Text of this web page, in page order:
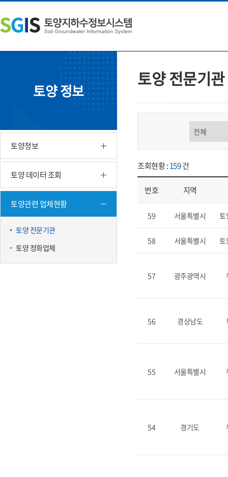
문
내
용
쪽
메
뉴
단
주
소
토양 정보
토양정보
토양 데이터 조회
토양관련 업체현황
토양 전문기관
토양 정화업체
토양 전문기관
조회현황 :159건
번호 지역
59 서울특별시 토
58 서울특별시 토
57 광주광역시
56 경상남도
55 서울특별시
54 경기도